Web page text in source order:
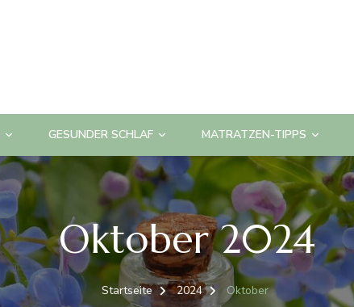
GESUNDER SCHLAF MATRATZEN-TIPPS
Oktober 2024
Startseite 2024 Oktober